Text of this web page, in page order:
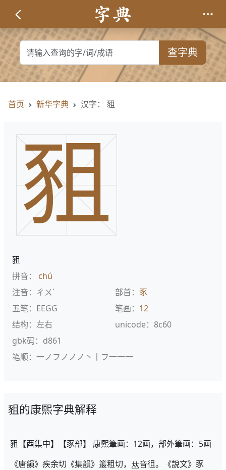
查字典
首页 新华字典 汉字： 豠
豠
豠
拼音： chú
注音：ㄔㄨˊ
部首： 豕
五笔：EEGG
笔画： 12
结构：左右
unicode：8c60
gbk码：d861
笔顺：一ノフノノノ丶丨フ一一一
豠的康熙字典解释
豠【酉集中】【豕部】 康熙筆画：12画，部外筆画：5画
《唐韻》疾余切《集韻》叢租切，
音徂。《說文》豕